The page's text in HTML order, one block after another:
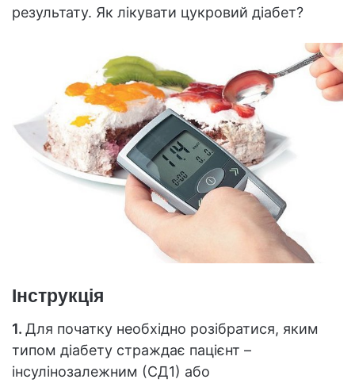
результату. Як лікувати цукровий діабет?
Інструкція
1. Для початку необхідно розібратися, яким
типом діабету страждає пацієнт –
інсулінозалежним (СД1) або